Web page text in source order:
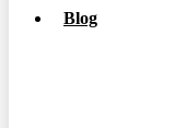
Blog